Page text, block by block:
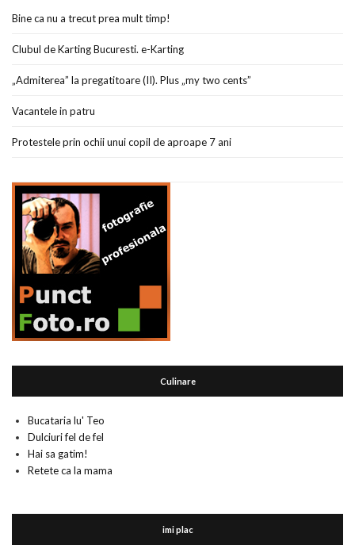
Bine ca nu a trecut prea mult timp!
Clubul de Karting Bucuresti. e-Karting
„Admiterea” la pregatitoare (II). Plus „my two cents”
Vacantele in patru
Protestele prin ochii unui copil de aproape 7 ani
Culinare
Bucataria lu' Teo
Dulciuri fel de fel
Hai sa gatim!
Retete ca la mama
imi plac